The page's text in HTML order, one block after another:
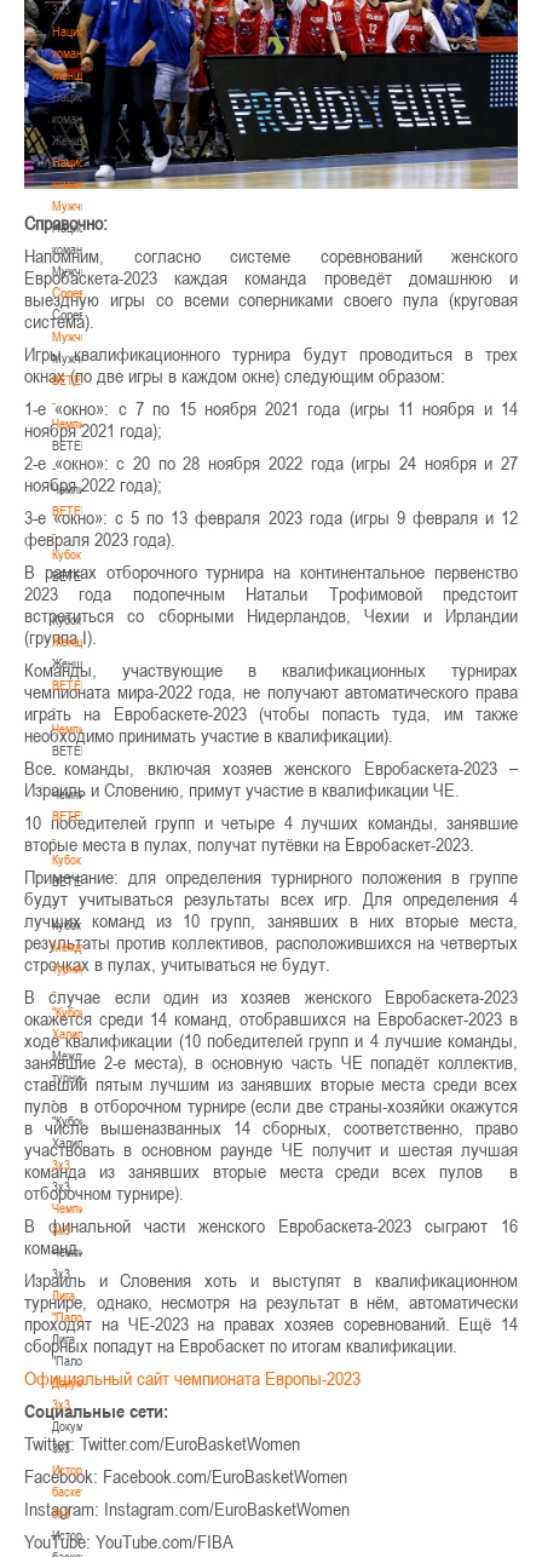
3х3
Национальная
команда.
Женщины
Национальная
команда.
Женщины
Национальная
команда.
Мужчины
Национальная
команда.
Мужчины
Соревнования
Соревнования
Мужчины
Мужчины
BETERA
-
Чемпионат
BETERA
-
Чемпионат
BETERA
-
Кубок
BETERA
-
Кубок
Женщины
Женщины
BETERA
-
Чемпионат
BETERA
-
Чемпионат
BETERA
-
Кубок
BETERA
-
Кубок
Международный
турнир
-
"Кубок
Халипского"
Международный
турнир
-
"Кубок
Халипского"
3x3
3x3
Чемпионат
3х3
Чемпионат
3х3
Лига
"Палова"
Лига
"Палова"
Документы
3х3
Документы
3х3
История
баскетбола
3х3
История
Справочно:
Напомним, согласно системе соревнований женского
Евробаскета-2023 каждая команда проведёт домашнюю и
выездную игры со всеми соперниками своего пула (круговая
система).
Игры квалификационного турнира будут проводиться в трех
окнах (по две игры в каждом окне) следующим образом:
1-е «окно»: с 7 по 15 ноября 2021 года (игры 11 ноября и 14
ноября 2021 года);
2-е «окно»: с 20 по 28 ноября 2022 года (игры 24 ноября и 27
ноября 2022 года);
3-е «окно»: с 5 по 13 февраля 2023 года (игры 9 февраля и 12
февраля 2023 года).
В рамках отборочного турнира на континентальное первенство
2023 года подопечным Натальи Трофимовой предстоит
встретиться со сборными Нидерландов, Чехии и Ирландии
(группа I).
Команды, участвующие в квалификационных турнирах
чемпионата мира-2022 года, не получают автоматического права
играть на Евробаскете-2023 (чтобы попасть туда, им также
необходимо принимать участие в квалификации).
Все команды, включая хозяев женского Евробаскета-2023 –
Израиль и Словению, примут участие в квалификации ЧЕ.
10 победителей групп и четыре 4 лучших команды, занявшие
вторые места в пулах, получат путёвки на Евробаскет-2023.
Примечание: для определения турнирного положения в группе
будут учитываться результаты всех игр. Для определения 4
лучших команд из 10 групп, занявших в них вторые места,
результаты против коллективов, расположившихся на четвертых
строчках в пулах, учитываться не будут.
В случае если один из хозяев женского Евробаскета-2023
окажется среди 14 команд, отобравшихся на Евробаскет-2023 в
ходе квалификации (10 победителей групп и 4 лучшие команды,
занявшие 2-е места), в основную часть ЧЕ попадёт коллектив,
ставший пятым лучшим из занявших вторые места среди всех
пулов в отборочном турнире (если две страны-хозяйки окажутся
в числе вышеназванных 14 сборных, соответственно, право
участвовать в основном раунде ЧЕ получит и шестая лучшая
команда из занявших вторые места среди всех пулов в
отборочном турнире).
В финальной части женского Евробаскета-2023 сыграют 16
команд.
Израиль и Словения хоть и выступят в квалификационном
турнире, однако, несмотря на результат в нём, автоматически
проходят на ЧЕ-2023 на правах хозяев соревнований. Ещё 14
сборных попадут на Евробаскет по итогам квалификации.
Официальный сайт чемпионата Европы-2023
Социальные сети:
Twitter: Twitter.com/EuroBasketWomen
Facebook: Facebook.com/EuroBasketWomen
Instagram: Instagram.com/EuroBasketWomen
YouTube: YouTube.com/FIBA